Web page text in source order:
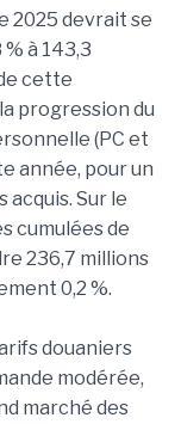
2025 devrait se
à 143,3
cette
progression du
(PC et
année, pour un
Sur le
cumulées de
236,7 millions
0,2 %.
douaniers
modérée,
marché des